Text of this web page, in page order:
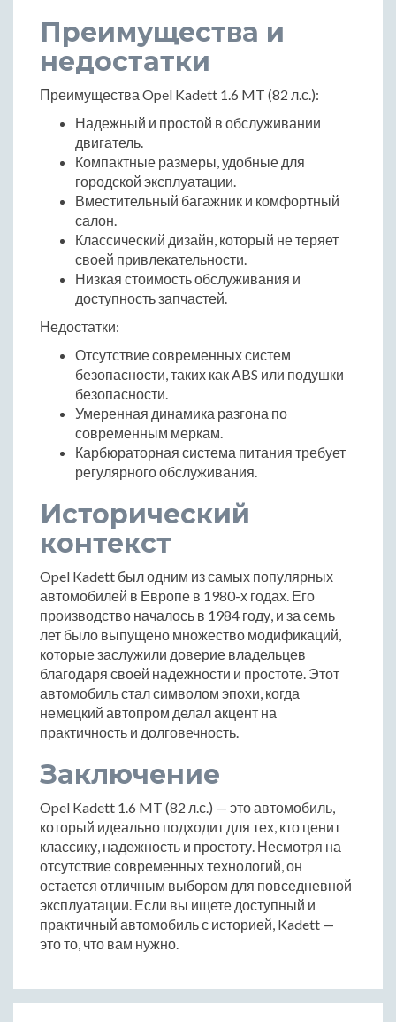
Преимущества и
недостатки
Преимущества Opel Kadett 1.6 MT (82 л.с.):
Надежный и простой в обслуживании
двигатель.
Компактные размеры, удобные для
городской эксплуатации.
Вместительный багажник и комфортный
салон.
Классический дизайн, который не теряет
своей привлекательности.
Низкая стоимость обслуживания и
доступность запчастей.
Недостатки:
Отсутствие современных систем
безопасности, таких как ABS или подушки
безопасности.
Умеренная динамика разгона по
современным меркам.
Карбюраторная система питания требует
регулярного обслуживания.
Исторический
контекст
Opel Kadett был одним из самых популярных
автомобилей в Европе в 1980-х годах. Его
производство началось в 1984 году, и за семь
лет было выпущено множество модификаций,
которые заслужили доверие владельцев
благодаря своей надежности и простоте. Этот
автомобиль стал символом эпохи, когда
немецкий автопром делал акцент на
практичность и долговечность.
Заключение
Opel Kadett 1.6 MT (82 л.с.) — это автомобиль,
который идеально подходит для тех, кто ценит
классику, надежность и простоту. Несмотря на
отсутствие современных технологий, он
остается отличным выбором для повседневной
эксплуатации. Если вы ищете доступный и
практичный автомобиль с историей, Kadett —
это то, что вам нужно.